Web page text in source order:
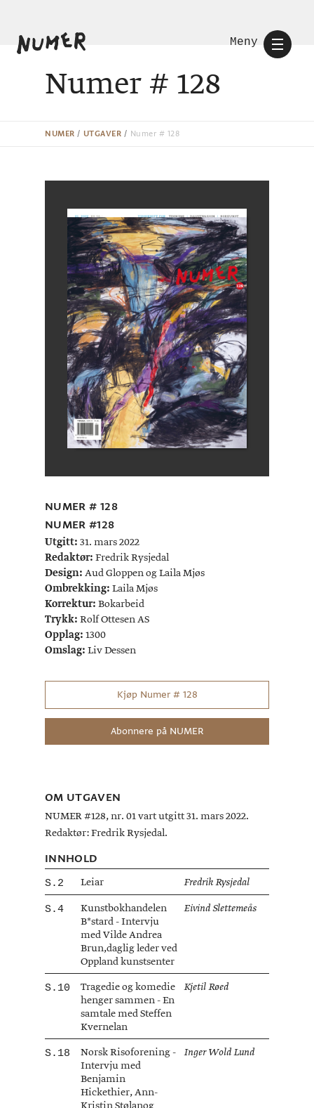
Meny
Numer # 128
NUMER / UTGAVER / Numer # 128
NUMER # 128
NUMER #128
Utgitt: 31. mars 2022
Redaktør: Fredrik Rysjedal
Design: Aud Gloppen og Laila Mjøs
Ombrekking: Laila Mjøs
Korrektur: Bokarbeid
Trykk: Rolf Ottesen AS
Opplag: 1300
Omslag: Liv Dessen
Kjøp Numer # 128
Abonnere på NUMER
OM UTGAVEN
NUMER #128, nr. 01 vart utgitt 31. mars 2022.
Redaktør: Fredrik Rysjedal.
INNHOLD
2 Leiar Fredrik Rysjedal
4
Kunstbokhandelen
B*stard - Intervju
med Vilde Andrea
Brun,daglig leder ved
Oppland kunstsenter
Eivind Slettemeås
10
Tragedie og komedie
henger sammen - En
samtale med Steffen
Kvernelan
Kjetil Røed
18
Norsk Risoforening -
Intervju med
Benjamin
Hickethier, Ann-
Inger Wold Lund